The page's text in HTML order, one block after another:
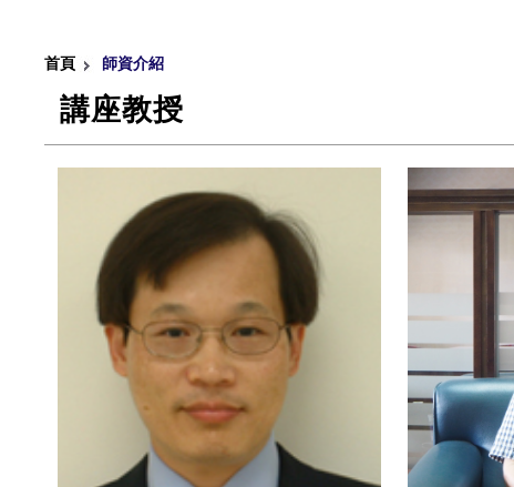
首頁 師資介紹
講座教授